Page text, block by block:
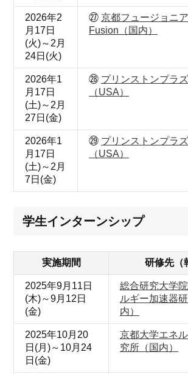
2026年2
月17日
(火)～2月
24日(火)
㉗ 京都フュージョニ
Fusion（国内）
2026年1
月17日
(土)～2月
27日(金)
㉘ プリンストンプラ
（USA）
2026年1
月17日
(土)～2月
7日(金)
㉙ プリンストンプラ
（USA）
学生インターンシップ
実施期間 研修先（
2025年9月11日
(木)～9月12日
(金)
総合研究大学
ルギー加速器
内）
2025年10月20
日(月)～10月24
日(金)
京都大学エネ
究所（国内）